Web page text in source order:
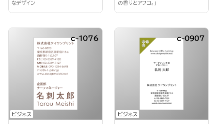
なデザイン
の香りとアフロ。」
ビジネス
c-1076
ビジネス
c-0907